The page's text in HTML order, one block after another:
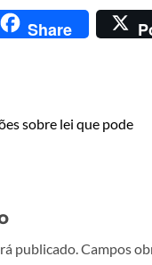
Share
sobre lei que pode
publicado. Campos